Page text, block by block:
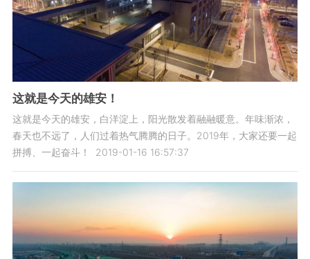
这就是今天的雄安！
这就是今天的雄安，白洋淀上，阳光散发着融融暖意。年味渐浓，
春天也不远了，人们过着热气腾腾的日子。2019年，大家还要一起
拼搏、一起奋斗！
2019-01-16 16:57:37